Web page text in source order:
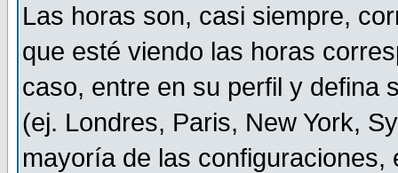
Las horas son, casi siempre,
que esté viendo las horas
caso, entre en su perfil y defina
(ej. Londres, Paris, New York,
mayoría de las